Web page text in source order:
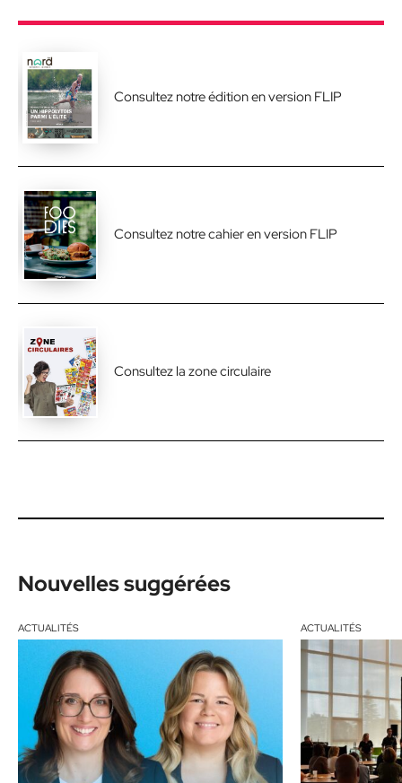
Consultez notre édition en version FLIP
Consultez notre cahier en version FLIP
Consultez la zone circulaire
Nouvelles suggérées
ACTUALITÉS ACTUALITÉS